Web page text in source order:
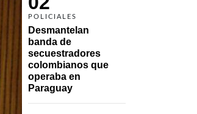
POLICIALES
Desmantelan
banda de
secuestradores
colombianos que
operaba en
Paraguay